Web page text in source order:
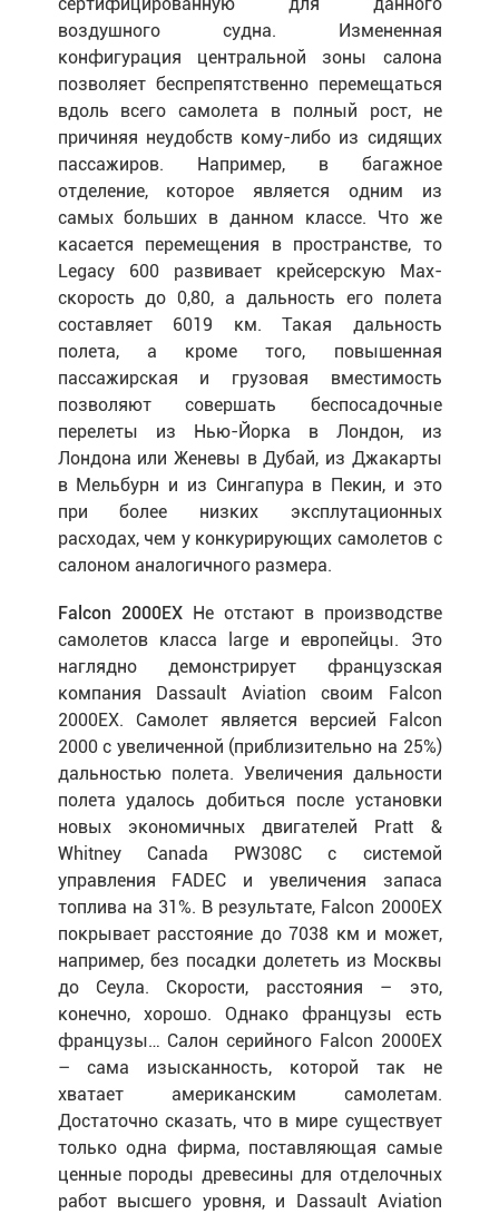
воздушного судна. Измененная
конфигурация центральной зоны салона
позволяет беспрепятственно перемещаться
вдоль всего самолета в полный рост, не
причиняя неудобств кому-либо из сидящих
пассажиров. Например, в багажное
отделение, которое является одним из
самых больших в данном классе. Что же
касается перемещения в пространстве, то
Legacy 600 развивает крейсерскую Мах-
скорость до 0,80, а дальность его полета
составляет 6019 км. Такая дальность
полета, а кроме того, повышенная
пассажирская и грузовая вместимость
позволяют совершать беспосадочные
перелеты из Нью-Йорка в Лондон, из
Лондона или Женевы в Дубай, из Джакарты
в Мельбурн и из Сингапура в Пекин, и это
при более низких эксплутационных
расходах, чем у конкурирующих самолетов с
салоном аналогичного размера.
Falcon 2000EXНе отстают в производстве
самолетов класса large и европейцы. Это
наглядно демонстрирует французская
компания Dassault Aviation своим Falcon
2000EX. Самолет является версией Falcon
2000 с увеличенной (приблизительно на 25%)
дальностью полета. Увеличения дальности
полета удалось добиться после установки
новых экономичных двигателей Pratt &
Whitney Canada PW308C с системой
управления FADEC и увеличения запаса
топлива на 31%. В результате, Falcon 2000EX
покрывает расстояние до 7038 км и может,
например, без посадки долететь из Москвы
до Сеула. Скорости, расстояния – это,
конечно, хорошо. Однако французы есть
французы… Салон серийного Falcon 2000EX
– сама изысканность, которой так не
хватает американским самолетам.
Достаточно сказать, что в мире существует
только одна фирма, поставляющая самые
ценные породы древесины для отделочных
работ высшего уровня, и Dassault Aviation